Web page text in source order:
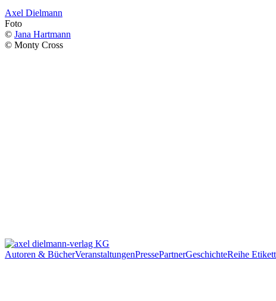
Axel Dielmann
Foto
© Jana Hartmann
© Monty Cross
Autoren & BücherVeranstaltungenPressePartnerGeschichteReihe Etikett